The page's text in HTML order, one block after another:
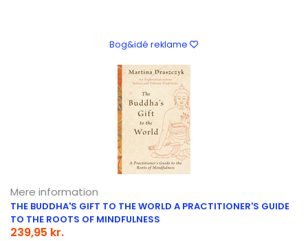
Bog&idé reklame
Mere information
THE BUDDHA'S GIFT TO THE WORLD A PRACTITIONER'S GUIDE
TO THE ROOTS OF MINDFULNESS
239,95 kr.